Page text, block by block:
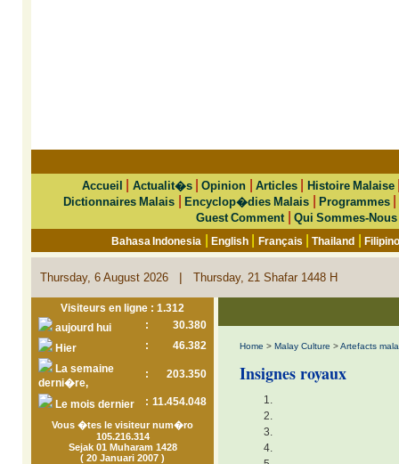
Accueil Actualit�s|Opinion Articles| Histoire Malaise
Dictionnaires Malais |Encyclop�dies Malais |Programmes
Guest Comment Qui Sommes-Nous
Bahasa Indonesia |English Français |Thailand |
Thursday, 6 August 2026 | Thursday, 21 Shafar 1448 H
Visiteurs en ligne : 1.312
aujourd hui
:
30.380
Hier
:
46.382
La semaine
derni�re,
: 203.350
Le mois dernier : 11.454.048
Vous �tes le visiteur num�ro
105.216.314
Sejak 01 Muharam 1428
( 20 Januari 2007 )
Home > Malay Culture >Artefacts
Insignes royaux